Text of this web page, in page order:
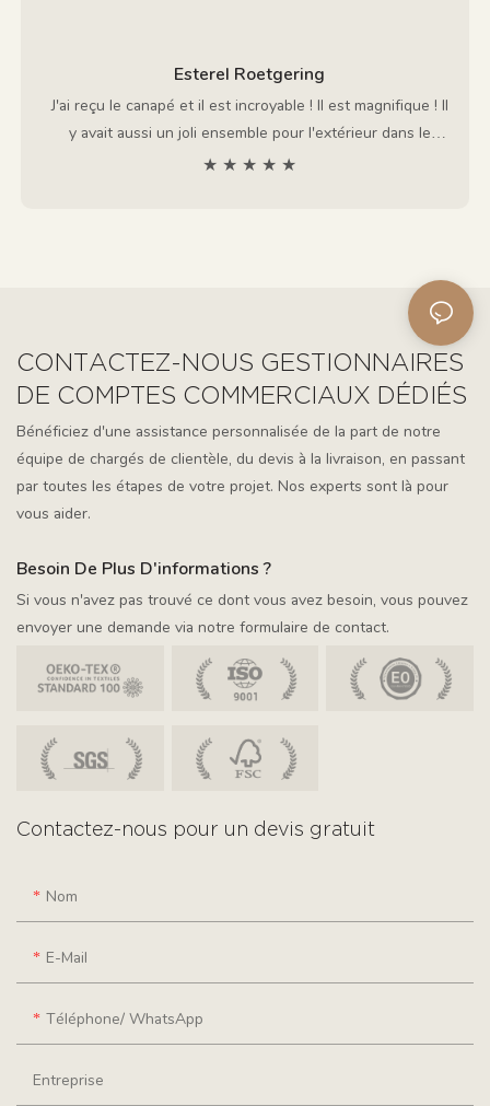
Esterel Roetgering
J'ai reçu le canapé et il est incroyable ! Il est magnifique ! Il
y avait aussi un joli ensemble pour l'extérieur dans le
colis. Le cadeau était également magnifique, Chris. Merci
★ ★ ★ ★ ★
CONTACTEZ-NOUS GESTIONNAIRES
DE COMPTES COMMERCIAUX DÉDIÉS
Bénéficiez d'une assistance personnalisée de la part de notre
équipe de chargés de clientèle, du devis à la livraison, en passant
par toutes les étapes de votre projet. Nos experts sont là pour
vous aider.
Besoin De Plus D'informations ?
Si vous n'avez pas trouvé ce dont vous avez besoin, vous pouvez
envoyer une demande via notre formulaire de contact.
Contactez-nous pour un devis gratuit
Nom
E-Mail
Téléphone/ WhatsApp
Entreprise